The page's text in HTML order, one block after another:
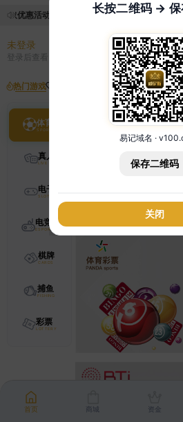
取优惠活动的手续麻烦，已新增优惠系统，现
未登录
登录后查看 充
快速
热门游戏
体育
真人
电子
电竞
棋牌
捕鱼
彩票
首页 商城 资金
长按二维码 → 保
易记域名 ·
保存二维码
关闭